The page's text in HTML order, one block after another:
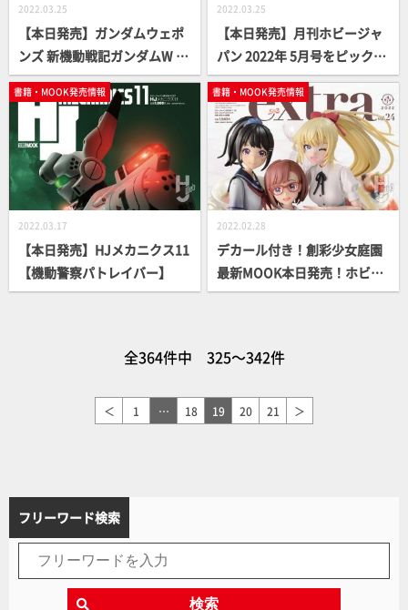
2022.03.25
【本日発売】ガンダムウェポ
ンズ 新機動戦記ガンダムW E
ndless Waltz 敗者たちの栄光
編【ガンダムMOOK】
2022.03.25
【本日発売】月刊ホビージャ
パン 2022年 5月号をピックア
ップ！
書籍・MOOK発売情報
2022.03.17
【本日発売】HJメカニクス11
【機動警察パトレイバー】
書籍・MOOK発売情報
2022.02.28
デカール付き！創彩少女庭園
最新MOOK本日発売！ホビー
ジャパンエクストラ Vol.24
全364件中 325～342件
＜ 1 … 18 19 20 21 ＞
フリーワード検索
検索